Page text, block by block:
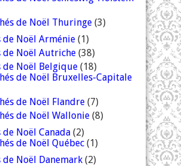
de Noël Thuringe (3)
de Noël Arménie (1)
de Noël Autriche (38)
de Noël Belgique (18)
de Noël Bruxelles-Capitale
de Noël Flandre (7)
de Noël Wallonie (8)
de Noël Canada (2)
de Noël Québec (1)
de Noël Danemark (2)